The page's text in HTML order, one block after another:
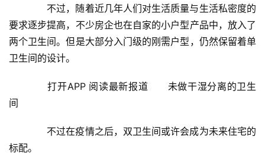
不过，随着近几年人们对生活质量与生活私密度的
要求逐步提高，不少房企也在自家的小户型产品中，放入了
两个卫生间。但是大部分入门级的刚需户型，仍然保留着单
卫生间的设计。
打开APP 阅读最新报道　　未做干湿分离的卫生
间
不过在疫情之后，双卫生间或许会成为未来住宅的
标配。